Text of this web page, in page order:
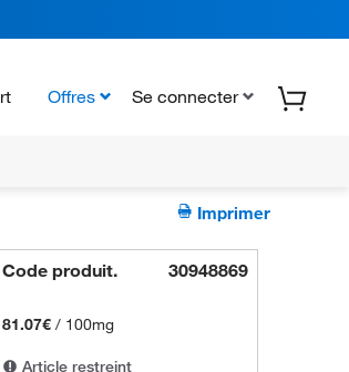
Offres Se connecter
Imprimer
Code produit. 30948869
81.07€ / 100mg
Article restreint